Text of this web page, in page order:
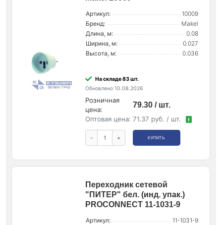
Артикул:
10009
Бренд:
Makel
Длина, м:
0.08
Ширина, м:
0.027
Высота, м:
0.036
На складе 83 шт.
Обновлено 10.08.2026
Розничная
цена:
79.30 / шт.
Оптовая цена: 71.37 руб. / шт. !
- + КУПИТЬ
Переходник сетевой
"ПИТЕР" бел. (инд. упак.)
PROCONNECT 11-1031-9
Артикул:
11-1031-9